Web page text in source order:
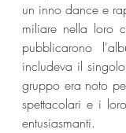
un inno dance e
miliare nella loro
pubblicarono
includeva il
gruppo era noto
spettacolari e i
entusiasmanti.